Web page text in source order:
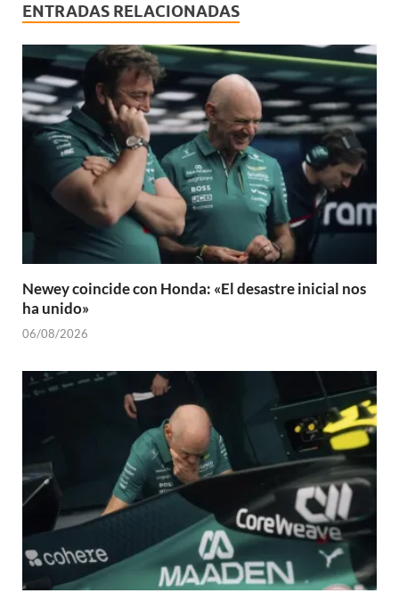
ENTRADAS RELACIONADAS
Newey coincide con Honda: «El desastre inicial nos
ha unido»
06/08/2026